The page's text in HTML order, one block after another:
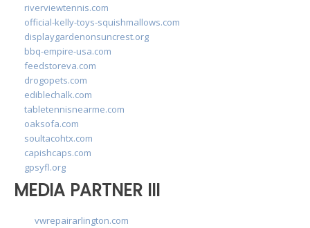
riverviewtennis.com
official-kelly-toys-squishmallows.com
displaygardenonsuncrest.org
bbq-empire-usa.com
feedstoreva.com
drogopets.com
ediblechalk.com
tabletennisnearme.com
oaksofa.com
soultacohtx.com
capishcaps.com
gpsyfl.org
MEDIA PARTNER III
vwrepairarlington.com